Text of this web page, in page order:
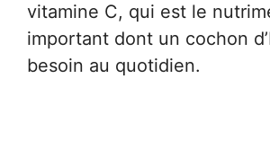
vitamine C, qui est le
important dont un cochon
besoin au quotidien.